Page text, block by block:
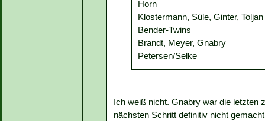
Horn
Klostermann, Süle, Ginter, Toljan
Bender-Twins
Brandt, Meyer, Gnabry
Petersen/Selke
Ich weiß nicht. Gnabry war die letzten
nächsten Schritt definitiv nicht